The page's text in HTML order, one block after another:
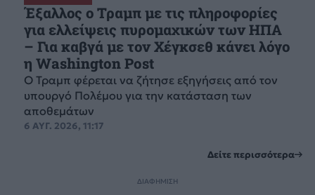
Έξαλλος ο Τραμπ με τις πληροφορίες
για ελλείψεις πυρομαχικών των ΗΠΑ
– Για καβγά με τον Χέγκσεθ κάνει λόγο
η Washington Post
Ο Τραμπ φέρεται να ζήτησε εξηγήσεις από τον
υπουργό Πολέμου για την κατάσταση των
αποθεμάτων
6 ΑΥΓ. 2026, 11:17
Δείτε περισσότερα
ΔΙΑΦΗΜΙΣΗ